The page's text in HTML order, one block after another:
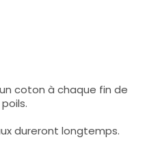
coton à chaque fin de
dureront longtemps.